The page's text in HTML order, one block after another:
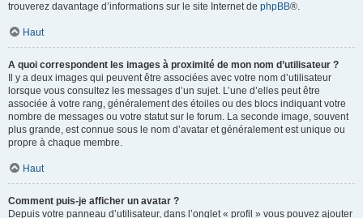
trouverez davantage d’informations sur le site Internet de phpBB®.
Haut
A quoi correspondent les images à proximité de mon nom d’utilisateur ?
Il y a deux images qui peuvent être associées avec votre nom d’utilisateur
lorsque vous consultez les messages d’un sujet. L’une d’elles peut être
associée à votre rang, généralement des étoiles ou des blocs indiquant votre
nombre de messages ou votre statut sur le forum. La seconde image, souvent
plus grande, est connue sous le nom d’avatar et généralement est unique ou
propre à chaque membre.
Haut
Comment puis-je afficher un avatar ?
Depuis votre panneau d’utilisateur, dans l’onglet « profil » vous pouvez ajouter